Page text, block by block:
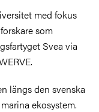
med fokus
som
Svea via
längs den svenska
ekosystem.